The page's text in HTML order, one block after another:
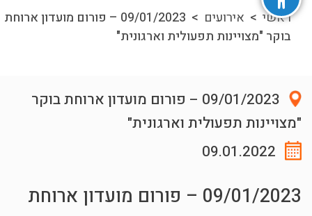
ראשי > אירועים
> 09/01/2023 – פורום מועדון ארוחת
בוקר "מצויינות תפעולית וארגונית"
09/01/2023 – פורום מועדון ארוחת בוקר
"מצויינות תפעולית וארגונית"
09.01.2022
09/01/2023 – פורום מועדון ארוחת